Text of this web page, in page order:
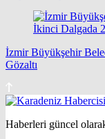
İzmir Büyükşehir
Gözaltı
Haberleri güncel